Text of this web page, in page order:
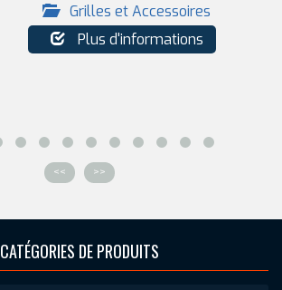
Grilles et Accessoires
Plus d'informations
<< >>
CATÉGORIES DE PRODUITS